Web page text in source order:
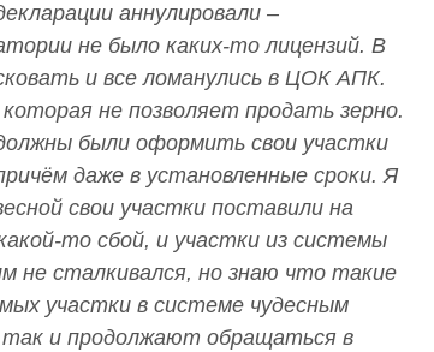
аннулировали –
не было каких-то лицензий. В
и все ломанулись в ЦОК АПК.
не позволяет продать зерно.
были оформить свои участки
даже в установленные сроки. Я
свои участки поставили на
то сбой, и участки из системы
не сталкивался, но знаю что такие
участки в системе чудесным
так и продолжают обращаться в